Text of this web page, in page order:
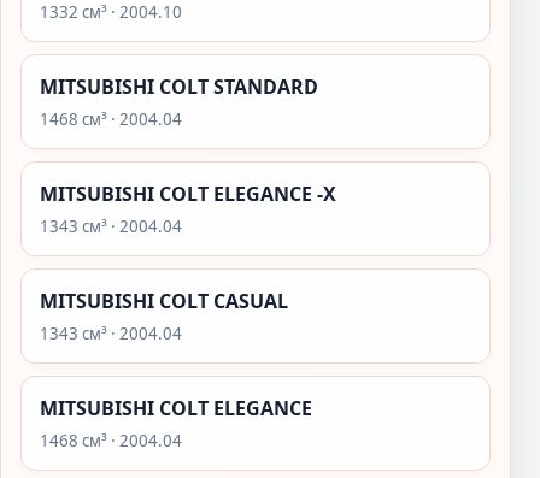
1332 см³ · 2004.10
MITSUBISHI COLT STANDARD
1468 см³ · 2004.04
MITSUBISHI COLT ELEGANCE -X
1343 см³ · 2004.04
MITSUBISHI COLT CASUAL
1343 см³ · 2004.04
MITSUBISHI COLT ELEGANCE
1468 см³ · 2004.04